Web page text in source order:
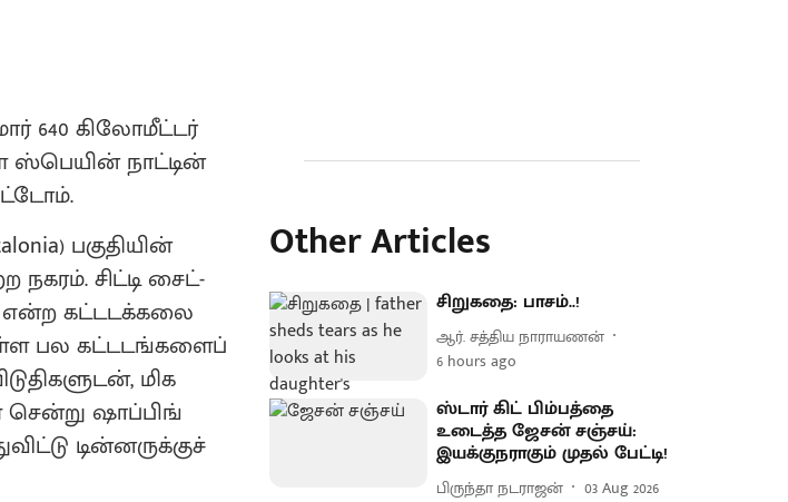
640 கிலோமீட்டர்
நாட்டின்
பகுதியின்
சிட்டி சைட்-
என்ற கட்டடக்கலை
பல கட்டடங்களைப்
மிக
ஷாப்பிங்
டின்னருக்குச்
Other Articles
சிறுகதை: பாசம்..!
ஆர். சத்திய நாராயணன்
6 hours ago
ஸ்டார் கிட் பிம்பத்தை
உடைத்த ஜேசன் சஞ்சய்:
இயக்குநராகும் முதல் பேட்டி!
பிருந்தா நடராஜன் 03 Aug 2026